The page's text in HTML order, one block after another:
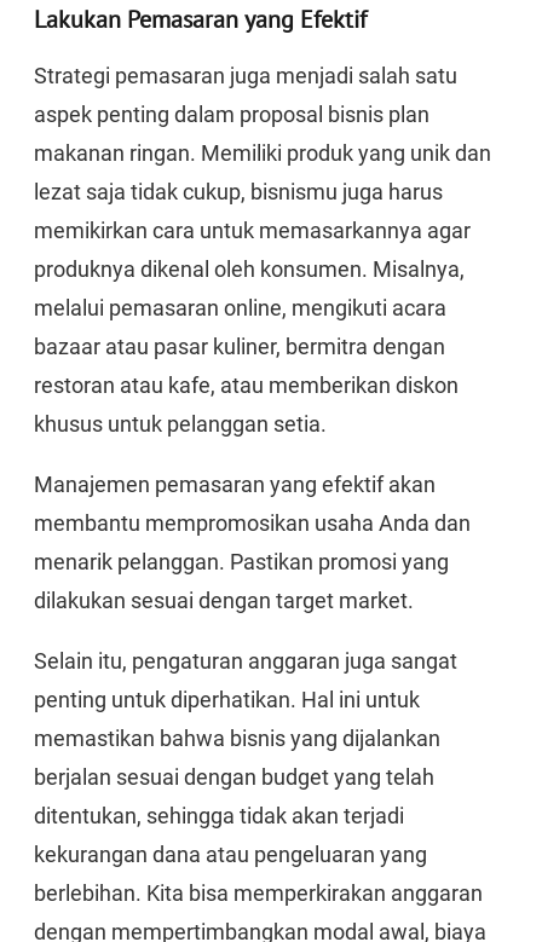
Lakukan Pemasaran yang Efektif
Strategi pemasaran juga menjadi salah satu
aspek penting dalam proposal bisnis plan
makanan ringan. Memiliki produk yang unik dan
lezat saja tidak cukup, bisnismu juga harus
memikirkan cara untuk memasarkannya agar
produknya dikenal oleh konsumen. Misalnya,
melalui pemasaran online, mengikuti acara
bazaar atau pasar kuliner, bermitra dengan
restoran atau kafe, atau memberikan diskon
khusus untuk pelanggan setia.
Manajemen pemasaran yang efektif akan
membantu mempromosikan usaha Anda dan
menarik pelanggan. Pastikan promosi yang
dilakukan sesuai dengan target market.
Selain itu, pengaturan anggaran juga sangat
penting untuk diperhatikan. Hal ini untuk
memastikan bahwa bisnis yang dijalankan
berjalan sesuai dengan budget yang telah
ditentukan, sehingga tidak akan terjadi
kekurangan dana atau pengeluaran yang
berlebihan. Kita bisa memperkirakan anggaran
dengan mempertimbangkan modal awal, biaya